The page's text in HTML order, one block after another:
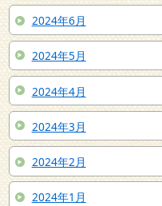
2024年6月
2024年5月
2024年4月
2024年3月
2024年2月
2024年1月